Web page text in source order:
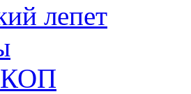
лепет